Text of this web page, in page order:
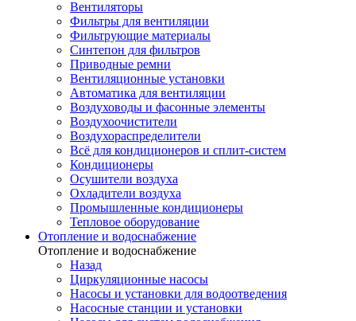
Вентиляторы
Фильтры для вентиляции
Фильтрующие материалы
Синтепон для фильтров
Приводные ремни
Вентиляционные установки
Автоматика для вентиляции
Воздуховоды и фасонные элементы
Воздухоочистители
Воздухораспределители
Всё для кондиционеров и сплит-систем
Кондиционеры
Осушители воздуха
Охладители воздуха
Промышленные кондиционеры
Тепловое оборудование
Отопление и водоснабжение
Отопление и водоснабжение
Назад
Циркуляционные насосы
Насосы и установки для водоотведения
Насосные станции и установки